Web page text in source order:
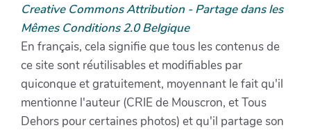
Creative Commons Attribution - Partage dans les
Mêmes Conditions 2.0 Belgique
En français, cela signifie que tous les contenus de
ce site sont réutilisables et modifiables par
quiconque et gratuitement, moyennant le fait qu'il
mentionne l'auteur (CRIE de Mouscron, et Tous
Dehors pour certaines photos) et qu'il partage son